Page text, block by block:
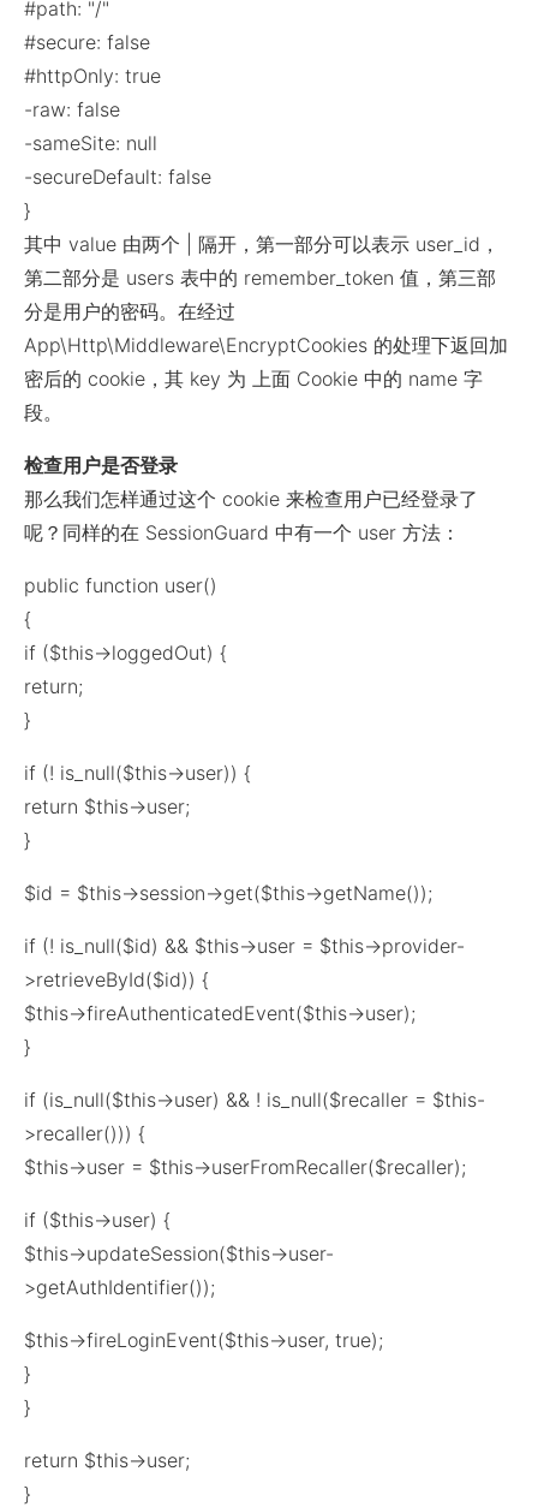
#path: "/"
#secure: false
#httpOnly: true
-raw: false
-sameSite: null
-secureDefault: false
}
其中 value 由两个 | 隔开，第一部分可以表示 user_id，
第二部分是 users 表中的 remember_token 值，第三部
分是用户的密码。在经过
App\Http\Middleware\EncryptCookies 的处理下返回加
密后的 cookie，其 key 为 上面 Cookie 中的 name 字
段。
检查用户是否登录
那么我们怎样通过这个 cookie 来检查用户已经登录了
呢？同样的在 SessionGuard 中有一个 user 方法：
public function user()
{
if ($this->loggedOut) {
return;
}
if (! is_null($this->user)) {
return $this->user;
}
$id = $this->session->get($this->getName());
if (! is_null($id) && $this->user = $this->provider-
>retrieveById($id)) {
$this->fireAuthenticatedEvent($this->user);
}
if (is_null($this->user) && ! is_null($recaller = $this-
>recaller())) {
$this->user = $this->userFromRecaller($recaller);
if ($this->user) {
$this->updateSession($this->user-
>getAuthIdentifier());
$this->fireLoginEvent($this->user, true);
}
}
return $this->user;
}